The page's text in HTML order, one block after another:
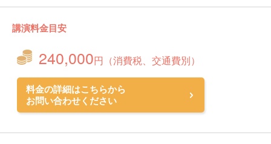
講演料金目安
240,000円（消費税、交通費別）
料金の詳細はこちらから
お問い合わせください